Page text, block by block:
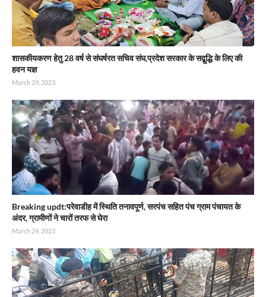
शासकीयकरण हेतु 28 वर्ष से संघर्षरत सचिव संघ,प्रदेश सरकार के सद्बुद्धि के लिए की
हवन यज्ञ
March 29, 2023
Breaking updt:परेवाडीह में स्थिति तनावपूर्ण, सरपंच सहित पंच ग्राम पंचायत के
अंदर, ग्रामीणों ने चारों तरफ से घेरा
March 24, 2023